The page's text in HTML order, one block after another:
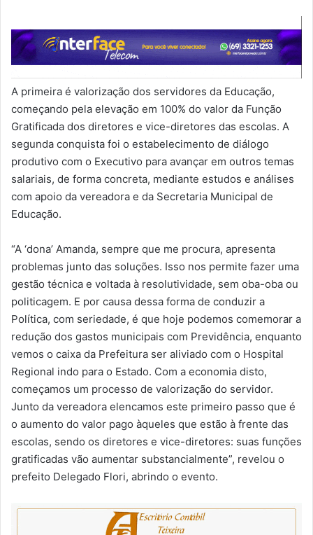
A primeira é valorização dos servidores da Educação,
começando pela elevação em 100% do valor da Função
Gratificada dos diretores e vice-diretores das escolas. A
segunda conquista foi o estabelecimento de diálogo
produtivo com o Executivo para avançar em outros temas
salariais, de forma concreta, mediante estudos e análises
com apoio da vereadora e da Secretaria Municipal de
Educação.
“A ‘dona’ Amanda, sempre que me procura, apresenta
problemas junto das soluções. Isso nos permite fazer uma
gestão técnica e voltada à resolutividade, sem oba-oba ou
politicagem. E por causa dessa forma de conduzir a
Política, com seriedade, é que hoje podemos comemorar a
redução dos gastos municipais com Previdência, enquanto
vemos o caixa da Prefeitura ser aliviado com o Hospital
Regional indo para o Estado. Com a economia disto,
começamos um processo de valorização do servidor.
Junto da vereadora elencamos este primeiro passo que é
o aumento do valor pago àqueles que estão à frente das
escolas, sendo os diretores e vice-diretores: suas funções
gratificadas vão aumentar substancialmente”, revelou o
prefeito Delegado Flori, abrindo o evento.